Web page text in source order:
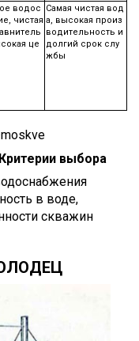
водос
чистая
це
Самая чистая вод
а, высокая произ
водительность и
долгий срок слу
жбы
выбора
в воде,
скважин